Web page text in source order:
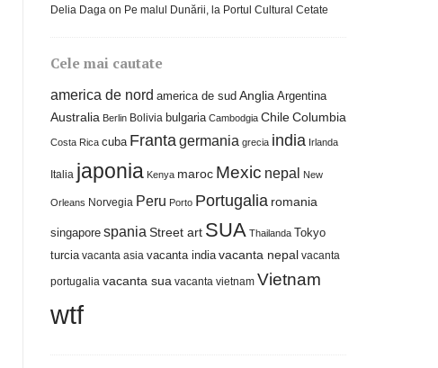
Delia Daga on Pe malul Dunării, la Portul Cultural Cetate
Cele mai cautate
america de nord america de sud Anglia Argentina
Australia Berlin Bolivia bulgaria Cambodgia Chile Columbia
Costa Rica cuba Frantagermania grecia india Irlanda
Italia japonia Kenya maroc Mexic nepal New
Orleans Norvegia Peru Porto Portugalia romania
singapore spania Street art SUA Thailanda Tokyo
turcia vacanta asia vacanta india vacanta nepal vacanta
portugalia vacanta sua vacanta vietnam Vietnam
wtf